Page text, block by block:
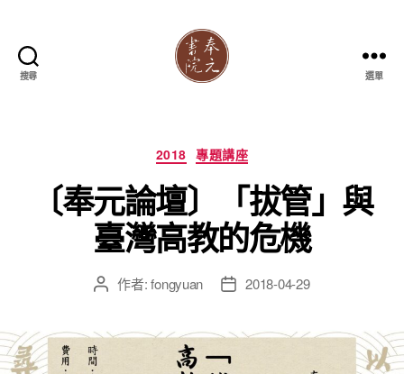
搜尋
院
選單
分
類
2018 專題講座
〔奉元論壇〕「拔管」與
臺灣高教的危機
文
者
作者:fongyuan
文
佈
日
2018-04-29